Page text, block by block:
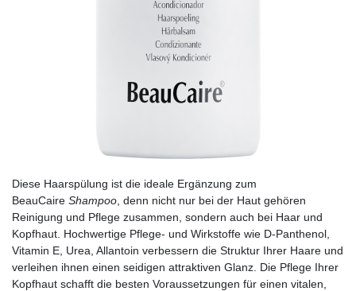
Diese Haarspülung ist die ideale Ergänzung zum
BeauCaire Shampoo , denn nicht nur bei der Haut gehören
Reinigung und Pflege zusammen, sondern auch bei Haar und
Kopfhaut. Hochwertige Pflege- und Wirkstoffe wie D-Panthenol,
Vitamin E, Urea, Allantoin verbessern die Struktur Ihrer Haare und
verleihen ihnen einen seidigen attraktiven Glanz. Die Pflege Ihrer
Kopfhaut schafft die besten Voraussetzungen für einen vitalen,